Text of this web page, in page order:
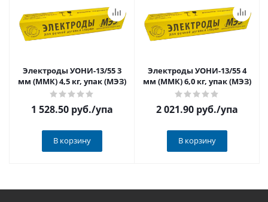
Электроды УОНИ-13/55 3
мм (ММК) 4,5 кг, упак (МЭЗ)
1 528.50 руб./упа
В корзину
Электроды УОНИ-13/55 4
мм (ММК) 6,0 кг, упак (МЭЗ)
2 021.90 руб./упа
В корзину